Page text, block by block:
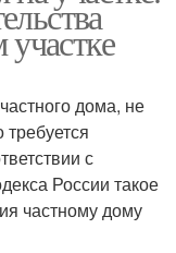
дома, не
требуется
с
России такое
частному дому